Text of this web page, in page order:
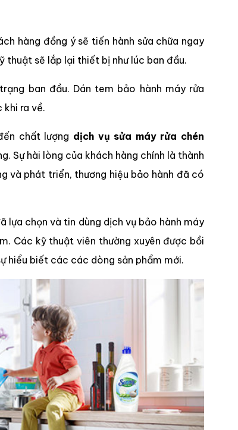
hàng đồng ý sẽ tiến hành sửa chữa ngay
thuật sẽ lắp lại thiết bị như lúc ban đầu.
ban đầu. Dán tem bảo hành máy rửa
khi ra về.
chất lượng dịch vụ sửa máy rửa chén
Sự hài lòng của khách hàng chính là thành
và phát triển, thương hiệu bảo hành đã có
lựa chọn và tin dùng dịch vụ bảo hành máy
Các kỹ thuật viên thường xuyên được bồi
hiểu biết các các dòng sản phẩm mới.